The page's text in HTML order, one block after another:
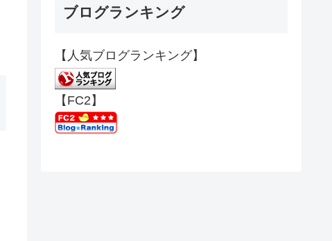
ブログランキング
【人気ブログランキング】
【FC2】